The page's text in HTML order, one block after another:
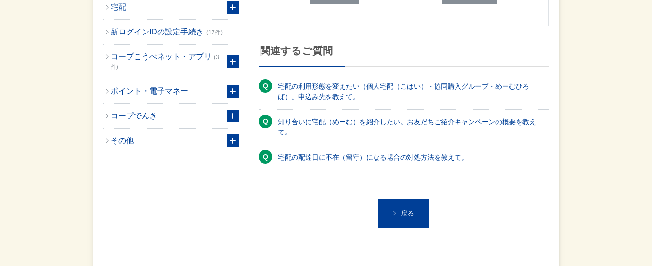
宅配
新ログインIDの設定手続き (17件)
コープこうべネット・アプリ
(3
件)
ポイント・電子マネー
コープでんき
その他
関連するご質問
宅配の利用形態を変えたい（個人宅配（こはい）・協同購入グループ・めーむひろ
ば）。申込み先を教えて。
知り合いに宅配（めーむ）を紹介したい。お友だちご紹介キャンペーンの概要を教え
て。
宅配の配達日に不在（留守）になる場合の対処方法を教えて。
戻る